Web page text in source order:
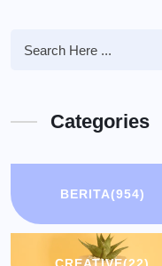
Categories
BERITA(954)